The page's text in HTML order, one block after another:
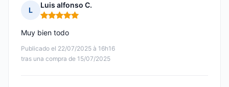
L
Luis alfonso C.
Nota: 5 de 5
Publicado el 22/07/2025 à 16h16
tras una compra de 15/07/2025
Muy bien todo